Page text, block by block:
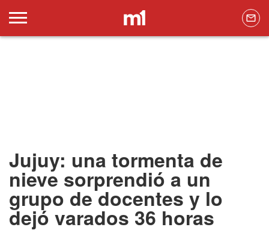
Jujuy: una tormenta de
nieve sorprendió a un
grupo de docentes y lo
dejó varados 36 horas